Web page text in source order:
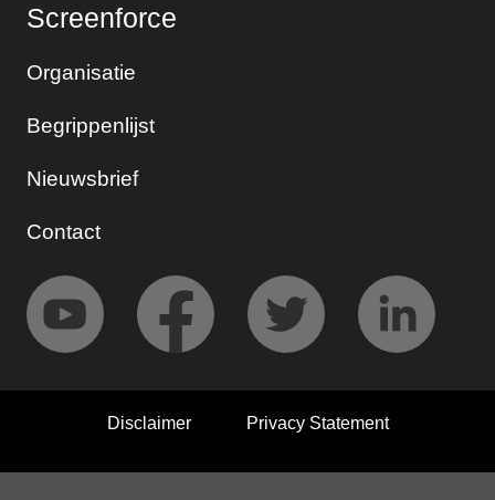
Screenforce
Organisatie
Begrippenlijst
Nieuwsbrief
Contact
Disclaimer Privacy Statement